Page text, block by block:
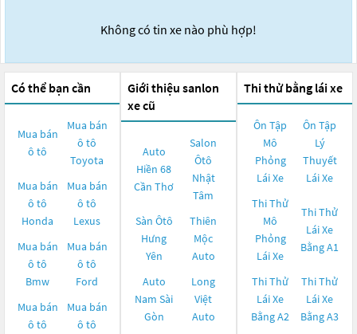
Không có tin xe nào phù hợp!
Có thể bạn cần
Mua bán
ô tô
Mua bán
ô tô
Toyota
Mua bán
ô tô
Honda
Mua bán
ô tô
Lexus
Mua bán
ô tô
Bmw
Mua bán
ô tô
Ford
Mua bán
ô tô
Mua bán
ô tô
Giới thiệu sanlon
xe cũ
Auto
Hiền 68
Cần Thơ
Salon
Ôtô
Nhật
Tâm
Sàn Ôtô
Hưng
Yên
Thiên
Mộc
Auto
Auto
Nam Sài
Gòn
Long
Việt
Auto
Thi thử bằng lái xe
Ôn Tập
Mô
Phỏng
Lái Xe
Ôn Tập
Lý
Thuyết
Lái Xe
Thi Thử
Mô
Phỏng
Lái Xe
Thi Thử
Lái Xe
Bằng A1
Thi Thử
Lái Xe
Bằng A2
Thi Thử
Lái Xe
Bằng A3